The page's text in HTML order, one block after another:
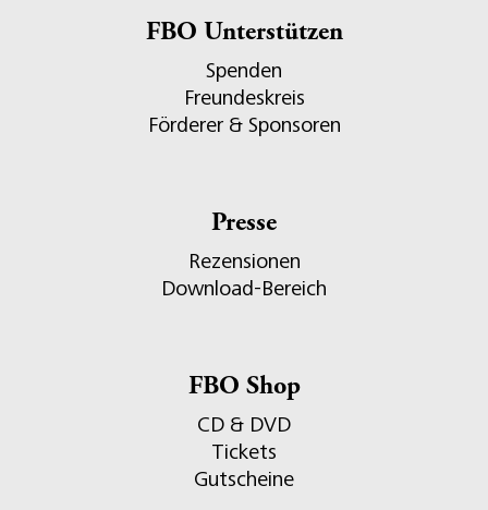
FBO Unterstützen
Spenden
Freundeskreis
Förderer & Sponsoren
Presse
Rezensionen
Download-Bereich
FBO Shop
CD & DVD
Tickets
Gutscheine